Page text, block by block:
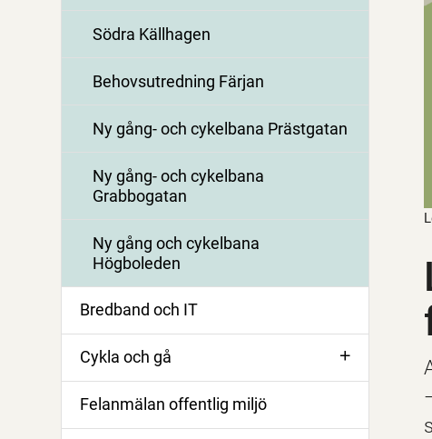
Södra Källhagen
Behovsutredning Färjan
Ny gång- och cykelbana Prästgatan
Ny gång- och cykelbana
Grabbogatan
Ny gång och cykelbana
Högboleden
Bredband och IT
Cykla och gå
Felanmälan offentlig miljö